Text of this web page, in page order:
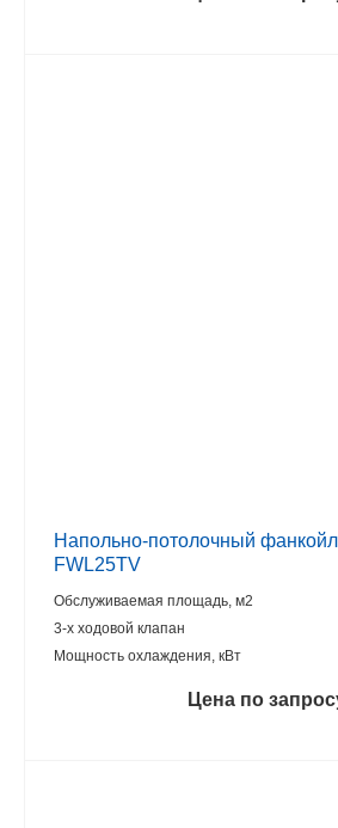
Напольно-потолочный
FWL25TV
Обслуживаемая площадь, м2
3-х ходовой клапан
Мощность охлаждения, кВт
Цена по